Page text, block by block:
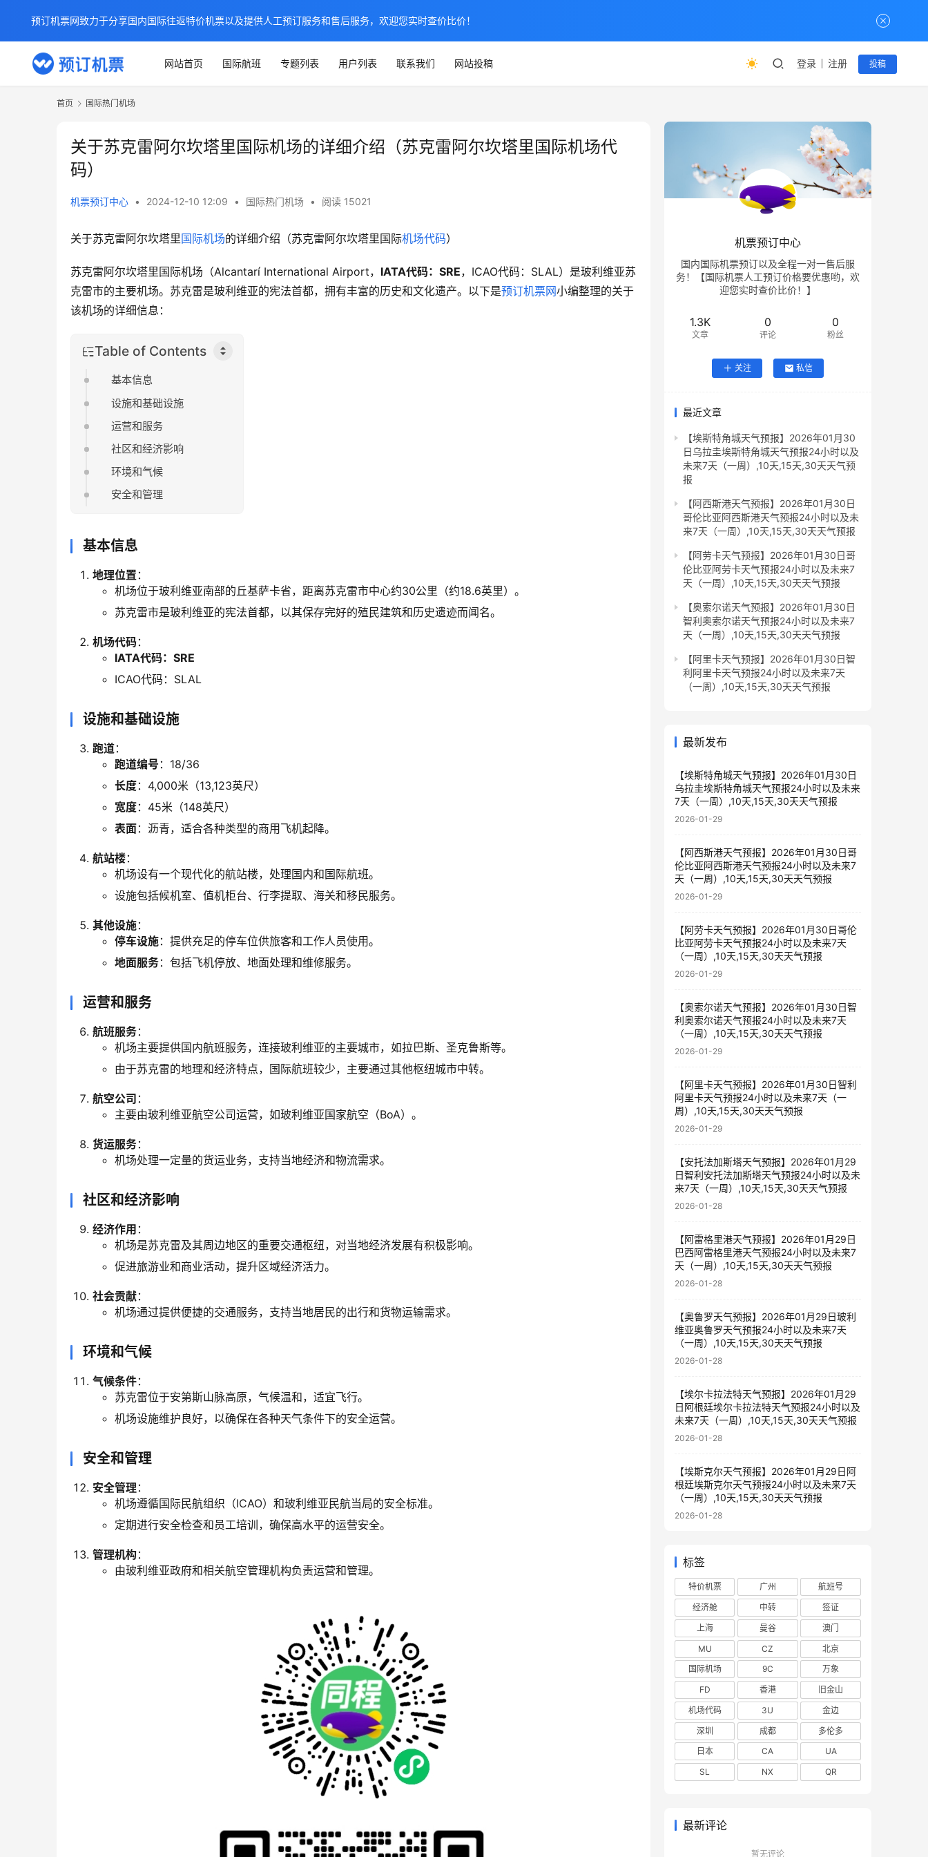
网站首页 国际航班 专题列表 用户列表 联系我们 网站投稿 登录 注册 投稿
首页 国际热门机场
关于苏克雷阿尔坎塔里国际机场的详细介绍（苏克雷阿尔坎塔里国际机场代
码）
机票预订中心 • 2024-12-10 12:09 • 国际热门机场 • 阅读 15021
关于苏克雷阿尔坎塔里国际机场的详细介绍（苏克雷阿尔坎塔里国际机场代码）
苏克雷阿尔坎塔里国际机场（Alcantarí International Airport， IATA代码：SRE，ICAO代码：SLAL）是玻利维亚苏
克雷市的主要机场。苏克雷是玻利维亚的宪法首都，拥有丰富的历史和文化遗产。以下是预订机票网小编整理的关于
该机场的详细信息：
Table of Contents
基本信息
设施和基础设施
运营和服务
社区和经济影响
环境和气候
安全和管理
基本信息
地理位置 ：
机场位于玻利维亚南部的丘基萨卡省，距离苏克雷市中心约30公里（约18.6英里）。
苏克雷市是玻利维亚的宪法首都，以其保存完好的殖民建筑和历史遗迹而闻名。
机场代码：
IATA代码：SRE
ICAO代码：SLAL
设施和基础设施
跑道：
跑道编号 ：18/36
长度：4,000米（13,123英尺）
宽度：45米（148英尺）
表面：沥青，适合各种类型的商用飞机起降。
航站楼：
机场设有一个现代化的航站楼，处理国内和国际航班。
设施包括候机室、值机柜台、行李提取、海关和移民服务。
其他设施：
停车设施：提供充足的停车位供旅客和工作人员使用。
地面服务：包括飞机停放、地面处理和维修服务。
运营和服务
航班服务：
机场主要提供国内航班服务，连接玻利维亚的主要城市，如拉巴斯、圣克鲁斯等。
由于苏克雷的地理和经济特点，国际航班较少，主要通过其他枢纽城市中转。
航空公司 ：
主要由玻利维亚航空公司运营，如玻利维亚国家航空（BoA）。
货运服务：
机场处理一定量的货运业务，支持当地经济和物流需求。
社区和经济影响
经济作用 ：
机场是苏克雷及其周边地区的重要交通枢纽，对当地经济发展有积极影响。
促进旅游业和商业活动，提升区域经济活力。
社会贡献：
机场通过提供便捷的交通服务，支持当地居民的出行和货物运输需求。
环境和气候
气候条件：
苏克雷位于安第斯山脉高原，气候温和，适宜飞行。
机场设施维护良好，以确保在各种天气条件下的安全运营。
安全和管理
安全管理 ：
机场遵循国际民航组织（ICAO）和玻利维亚民航当局的安全标准。
定期进行安全检查和员工培训，确保高水平的运营安全。
管理机构：
由玻利维亚政府和相关航空管理机构负责运营和管理。
机票预订中心
国内国际机票预订以及全程一对一售后服
务！【国际机票人工预订价格要优惠哟，欢
迎您实时查价比价！】
1.3K
文章
0
评论
0
粉丝
关注 私信
最近文章
【埃斯特角城天气预报】2026年01月30
日乌拉圭埃斯特角城天气预报24小时以及
未来7天（一周）,10天,15天,30天天气预
报
【阿西斯港天气预报】2026年01月30日
哥伦比亚阿西斯港天气预报24小时以及未
来7天（一周）,10天,15天,30天天气预报
【阿劳卡天气预报】2026年01月30日哥
伦比亚阿劳卡天气预报24小时以及未来7
天（一周）,10天,15天,30天天气预报
【奥索尔诺天气预报】2026年01月30日
智利奥索尔诺天气预报24小时以及未来7
天（一周）,10天,15天,30天天气预报
【阿里卡天气预报】2026年01月30日智
利阿里卡天气预报24小时以及未来7天
（一周）,10天,15天,30天天气预报
最新发布
【埃斯特角城天气预报】2026年01月30日
乌拉圭埃斯特角城天气预报24小时以及未来
7天（一周）,10天,15天,30天天气预报
2026-01-29
【阿西斯港天气预报】2026年01月30日哥
伦比亚阿西斯港天气预报24小时以及未来7
天（一周）,10天,15天,30天天气预报
2026-01-29
【阿劳卡天气预报】2026年01月30日哥伦
比亚阿劳卡天气预报24小时以及未来7天
（一周）,10天,15天,30天天气预报
2026-01-29
【奥索尔诺天气预报】2026年01月30日智
利奥索尔诺天气预报24小时以及未来7天
（一周）,10天,15天,30天天气预报
2026-01-29
【阿里卡天气预报】2026年01月30日智利
阿里卡天气预报24小时以及未来7天（一
周）,10天,15天,30天天气预报
2026-01-29
【安托法加斯塔天气预报】2026年01月29
日智利安托法加斯塔天气预报24小时以及未
来7天（一周）,10天,15天,30天天气预报
2026-01-28
【阿雷格里港天气预报】2026年01月29日
巴西阿雷格里港天气预报24小时以及未来7
天（一周）,10天,15天,30天天气预报
2026-01-28
【奥鲁罗天气预报】2026年01月29日玻利
维亚奥鲁罗天气预报24小时以及未来7天
（一周）,10天,15天,30天天气预报
2026-01-28
【埃尔卡拉法特天气预报】2026年01月29
日阿根廷埃尔卡拉法特天气预报24小时以及
未来7天（一周）,10天,15天,30天天气预报
2026-01-28
【埃斯克尔天气预报】2026年01月29日阿
根廷埃斯克尔天气预报24小时以及未来7天
（一周）,10天,15天,30天天气预报
2026-01-28
标签
特价机票 广州
航班号
经济舱
中转
签证
上海
曼谷
澳门
MU
CZ
北京
国际机场
9C
万象
FD
香港
旧金山
机场代码
3U
金边
深圳
成都
多伦多
日本
CA
UA
SL
NX QR
最新评论
暂无评论
预订机票网致力于分享国内国际往返特价机票以及提供人工预订服务和售后服务，欢迎您实时查价比价！